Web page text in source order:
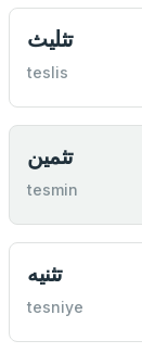
تثليث
teslis
تثمين
tesmin
تثنيه
tesniye